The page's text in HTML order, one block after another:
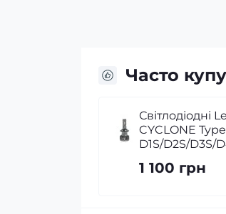
Часто
Світлодіодні
CYCLONE
D1S/D2S/D3S/
1 100 грн